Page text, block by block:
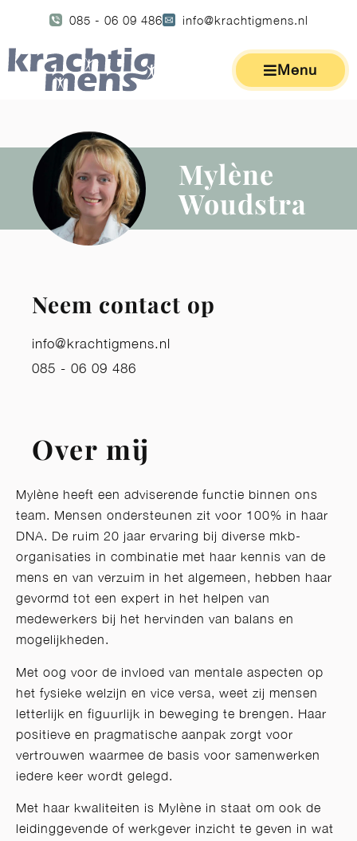
085 - 06 09 486 info@krachtigmens.nl
Menu
Mylène
Woudstra
Neem contact op
info@krachtigmens.nl
085 - 06 09 486
Over mij
Mylène heeft een adviserende functie binnen ons
team. Mensen ondersteunen zit voor 100% in haar
DNA. De ruim 20 jaar ervaring bij diverse mkb-
organisaties in combinatie met haar kennis van de
mens en van verzuim in het algemeen, hebben haar
gevormd tot een expert in het helpen van
medewerkers bij het hervinden van balans en
mogelijkheden.
Met oog voor de invloed van mentale aspecten op
het fysieke welzijn en vice versa, weet zij mensen
letterlijk en figuurlijk in beweging te brengen. Haar
positieve en pragmatische aanpak zorgt voor
vertrouwen waarmee de basis voor samenwerken
iedere keer wordt gelegd.
Met haar kwaliteiten is Mylène in staat om ook de
leidinggevende of werkgever inzicht te geven in wat